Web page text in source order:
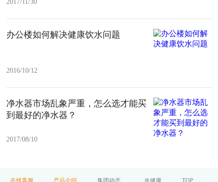
2017/11/30
办公楼如何解决健康饮水问题
2016/10/12
净水器市场乱象严重，怎么选才能买
到最好的净水器​？
2017/08/10
在线客服 产品介绍 集团动态 水健康 TOP